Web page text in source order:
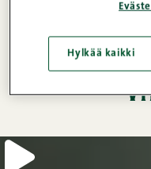
Hylkää kaikki